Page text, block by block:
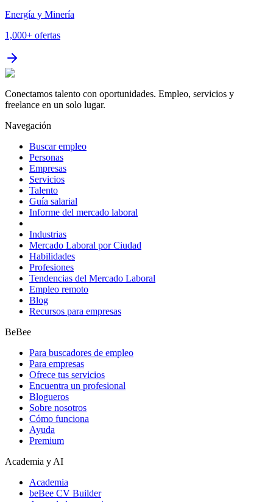
Energía y Minería
1,000+ ofertas
Conectamos talento con oportunidades. Empleo, servicios y
freelance en un solo lugar.
Navegación
Buscar empleo
Personas
Empresas
Servicios
Talento
Guía salarial
Informe del mercado laboral
Industrias
Mercado Laboral por Ciudad
Habilidades
Profesiones
Tendencias del Mercado Laboral
Empleo remoto
Blog
Recursos para empresas
BeBee
Para buscadores de empleo
Para empresas
Ofrece tus servicios
Encuentra un profesional
Blogueros
Sobre nosotros
Cómo funciona
Ayuda
Premium
Academia y AI
Academia
beBee CV Builder